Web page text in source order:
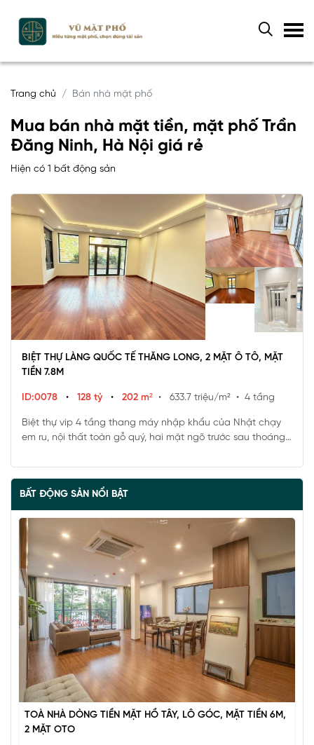
Trang chủ Bán nhà mặt phố
Mua bán nhà mặt tiền, mặt phố Trần
Đăng Ninh, Hà Nội giá rẻ
Hiện có 1 bất động sản
BIỆT THỰ LÀNG QUỐC TẾ THĂNG LONG, 2 MẶT Ô TÔ, MẶT
TIỀN 7.8M
ID:0078 • 128 tỷ • 202 m² • 633.7 triệu/m² • 4 tầng
Biệt thự vip 4 tầng thang máy nhập khẩu của Nhật chạy
em ru, nội thất toàn gỗ quý, hai mặt ngõ trước sau thoáng
BẤT ĐỘNG SẢN NỔI BẬT
TOÀ NHÀ DÒNG TIỀN MẶT HỒ TÂY, LÔ GÓC, MẶT TIỀN 6M,
2 MẶT OTO